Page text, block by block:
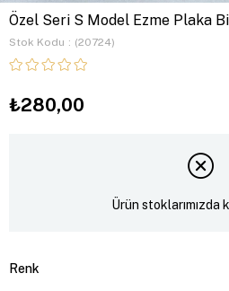
Özel Seri S Model Ezme Plaka
Stok Kodu (20724)
₺280,00
Ürün stoklarımızda
Renk